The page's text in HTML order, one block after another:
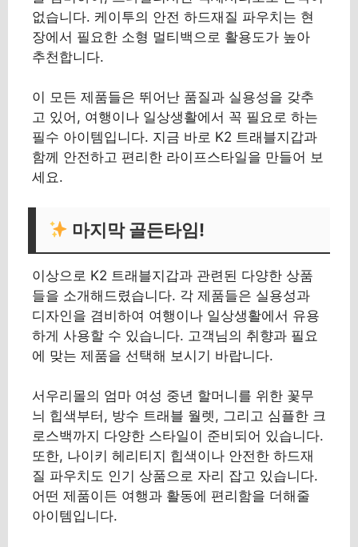
없습니다. 케이투의 안전 하드재질 파우치는 현
장에서 필요한 소형 멀티백으로 활용도가 높아
추천합니다.
이 모든 제품들은 뛰어난 품질과 실용성을 갖추
고 있어, 여행이나 일상생활에서 꼭 필요로 하는
필수 아이템입니다. 지금 바로 K2 트래블지갑과
함께 안전하고 편리한 라이프스타일을 만들어 보
세요.
마지막 골든타임!
이상으로 K2 트래블지갑과 관련된 다양한 상품
들을 소개해드렸습니다. 각 제품들은 실용성과
디자인을 겸비하여 여행이나 일상생활에서 유용
하게 사용할 수 있습니다. 고객님의 취향과 필요
에 맞는 제품을 선택해 보시기 바랍니다.
서우리몰의 엄마 여성 중년 할머니를 위한 꽃무
늬 힙색부터, 방수 트래블 월렛, 그리고 심플한 크
로스백까지 다양한 스타일이 준비되어 있습니다.
또한, 나이키 헤리티지 힙색이나 안전한 하드재
질 파우치도 인기 상품으로 자리 잡고 있습니다.
어떤 제품이든 여행과 활동에 편리함을 더해줄
아이템입니다.